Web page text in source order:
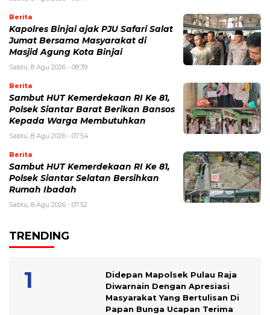
Berita
Kapolres Binjai ajak PJU Safari Salat
Jumat Bersama Masyarakat di
Masjid Agung Kota Binjai
Sabtu, 8 Agu 2026 - 08:39
Berita
Sambut HUT Kemerdekaan RI Ke 81,
Polsek Siantar Barat Berikan Bansos
Kepada Warga Membutuhkan
Sabtu, 8 Agu 2026 - 07:54
Berita
Sambut HUT Kemerdekaan RI Ke 81,
Polsek Siantar Selatan Bersihkan
Rumah Ibadah
Sabtu, 8 Agu 2026 - 07:52
TRENDING
Didepan Mapolsek Pulau Raja
Diwarnain Dengan Apresiasi
Masyarakat Yang Bertulisan Di
Papan Bunga Ucapan Terima